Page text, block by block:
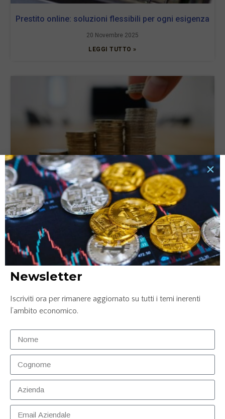
Prestito online: soluzioni flessibili per ogni esigenza
20 Novembre 2025
LEGGI TUTTO »
Tassi di interesse e rata del prestito: quali sono le
connessioni e cosa valutare?
6 Ottobre 2025
LEGGI TUTTO »
Carta prepagata N26: la soluzione smart per gestire
9 Maggio 2025
Newsletter
Iscriviti ora per rimanere aggiornato su tutti i temi inerenti
l’ambito economico.